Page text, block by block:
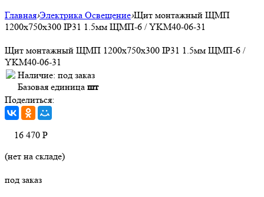
Главная›Электрика Освещение›Щит монтажный ЩМП
1200х750х300 IP31 1.5мм ЩМП-6 / YKM40-06-31
Щит монтажный ЩМП 1200х750х300 IP31 1.5мм ЩМП-6 /
YKM40-06-31
Наличие: под заказ
Базовая единица шт
Поделиться:
16 470 Р
(нет на складе)
под заказ